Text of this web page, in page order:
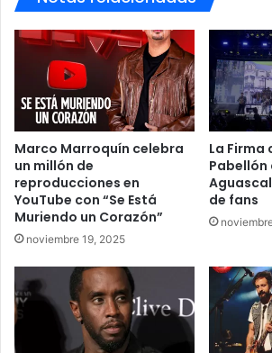
Marco Marroquín celebra
un millón de
reproducciones en
YouTube con “Se Está
Muriendo un Corazón”
noviembre 19, 2025
La
Pabellón
de fans